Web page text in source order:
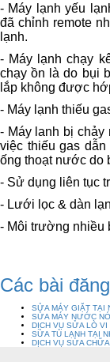
Hướng dẫn
Phương thức
- Máy lạnh yếu
đã chỉnh remote
lạnh.
- Máy lạnh chạy
chạy ồn là do bụi
lắp không được
- Máy lạnh thiếu
- Máy lanh bị
việc thiếu gas
ống thoạt nước do
- Sử dụng liên tục
- Lưới lọc & dàn
- Môi trường nhiều
Các bài
SỬA MÁY GIẶT TẠI
SỬA MÁY NƯỚC
DỊCH VỤ SỬA LÒ VI
SỬA TỦ LẠNH TẠI
DỊCH VỤ SỬA